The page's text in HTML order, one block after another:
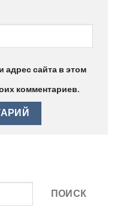
адрес сайта в этом
комментариев.
ПОИСК